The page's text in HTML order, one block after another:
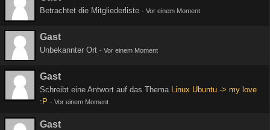
Betrachtet die Mitgliederliste - Vor einem Moment
Gast
Unbekannter Ort - Vor einem Moment
Gast
Schreibt eine Antwort auf das Thema Linux Ubuntu -> my love
:P - Vor einem Moment
Gast